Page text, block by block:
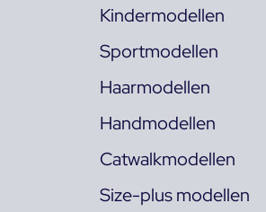
Kindermodellen
Sportmodellen
Haarmodellen
Handmodellen
Catwalkmodellen
Size-plus modellen